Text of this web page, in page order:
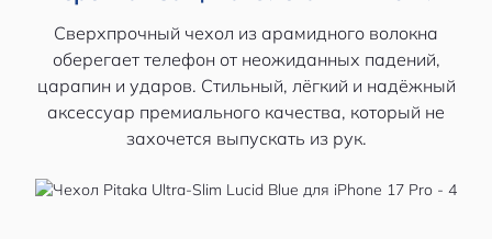
Сверхпрочный чехол из арамидного волокна
оберегает телефон от неожиданных падений,
царапин и ударов. Стильный, лёгкий и надёжный
аксессуар премиального качества, который не
захочется выпускать из рук.